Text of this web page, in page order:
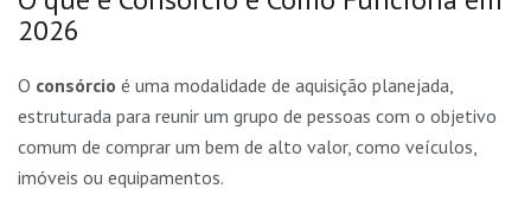
2026
O consórcio é uma modalidade de aquisição planejada,
estruturada para reunir um grupo de pessoas com o objetivo
comum de comprar um bem de alto valor, como veículos,
imóveis ou equipamentos.